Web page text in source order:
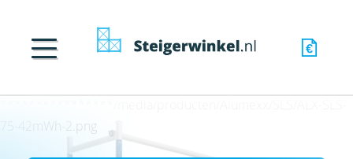
75-42mWh-2.png